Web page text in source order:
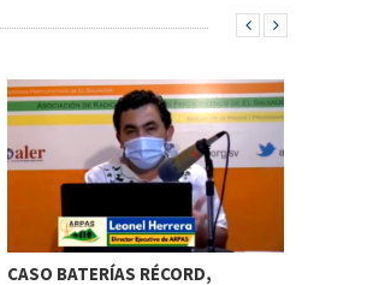
CASO BATERÍAS RÉCORD,